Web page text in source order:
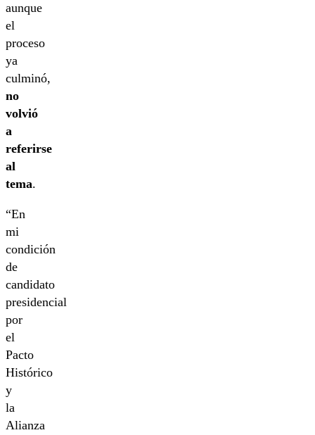
aunque
el
proceso
ya
culminó,
no
volvió
a
referirse
al
tema.
“En
mi
condición
de
candidato
presidencial
por
el
Pacto
Histórico
y
la
Alianza